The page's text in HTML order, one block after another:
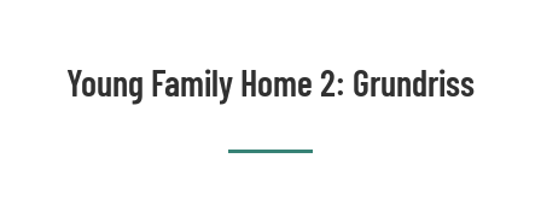
Young Family Home 2: Grundriss